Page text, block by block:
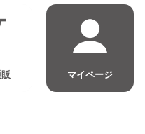
マイページ